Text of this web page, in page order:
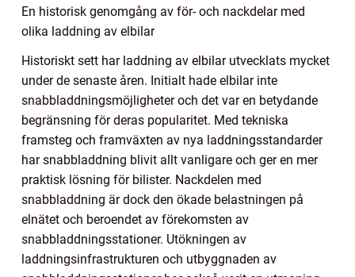
En historisk genomgång av för- och nackdelar med
olika laddning av elbilar
Historiskt sett har laddning av elbilar utvecklats mycket
under de senaste åren. Initialt hade elbilar inte
snabbladdningsmöjligheter och det var en betydande
begränsning för deras popularitet. Med tekniska
framsteg och framväxten av nya laddningsstandarder
har snabbladdning blivit allt vanligare och ger en mer
praktisk lösning för bilister. Nackdelen med
snabbladdning är dock den ökade belastningen på
elnätet och beroendet av förekomsten av
snabbladdningsstationer. Utökningen av
laddningsinfrastrukturen och utbyggnaden av